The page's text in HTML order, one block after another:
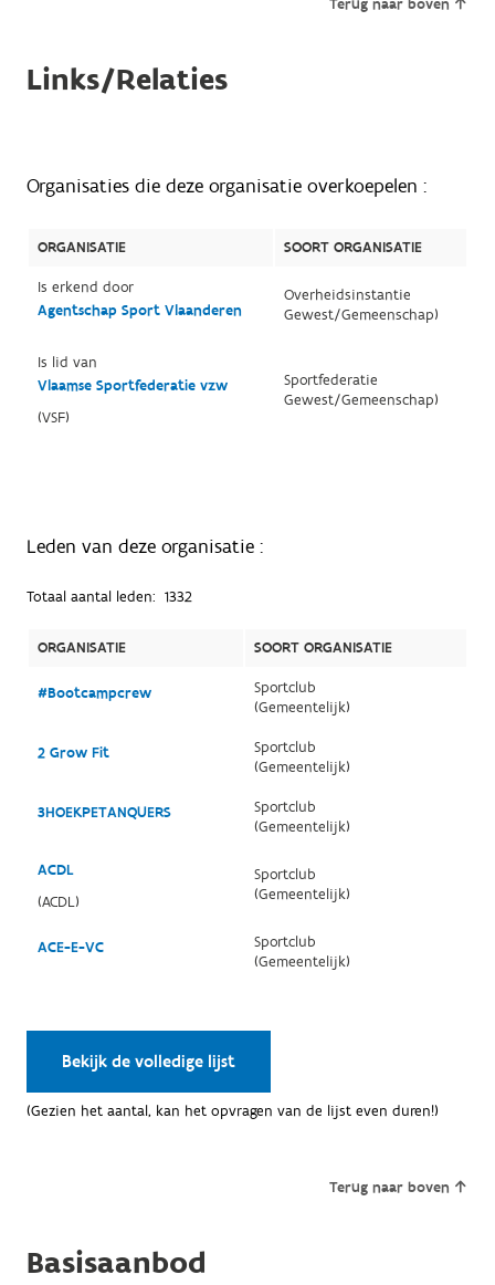
Terug naar boven
Links/Relaties
Organisaties die deze organisatie overkoepelen :
ORGANISATIE
SOORT ORGANISATIE
Is erkend door
Agentschap Sport Vlaanderen
Overheidsinstantie
Gewest/Gemeenschap)
Is lid van
Vlaamse Sportfederatie vzw
(VSF)
Sportfederatie
Gewest/Gemeenschap)
Leden van deze organisatie :
Totaal aantal leden: 1332
ORGANISATIE SOORT ORGANISATIE
#Bootcampcrew
Sportclub
(Gemeentelijk)
2 Grow Fit
Sportclub
(Gemeentelijk)
3HOEKPETANQUERS
Sportclub
(Gemeentelijk)
ACDL
(ACDL)
Sportclub
(Gemeentelijk)
ACE-E-VC
Sportclub
(Gemeentelijk)
Bekijk de volledige lijst
(Gezien het aantal, kan het opvragen van de lijst even duren!)
Terug naar boven
Basisaanbod